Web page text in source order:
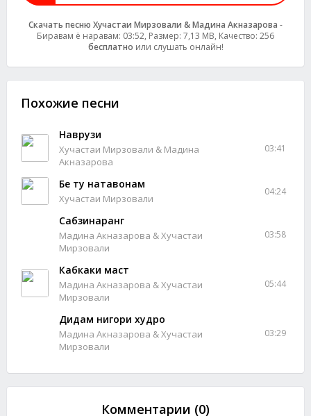
Скачать песню Хучастаи Мирзовали & Мадина Акназарова -
Биравам ё наравам: 03:52, Размер: 7,13 MB, Качество: 256
бесплатно или слушать онлайн!
Похожие песни
Наврузи
Хучастаи Мирзовали & Мадина
Акназарова
03:41
Бе ту натавонам
Хучастаи Мирзовали
04:24
Сабзинаранг
Мадина Акназарова & Хучастаи
Мирзовали
03:58
Кабкаки маст
Мадина Акназарова & Хучастаи
Мирзовали
05:44
Дидам нигори худро
Мадина Акназарова & Хучастаи
Мирзовали
03:29
Комментарии (0)